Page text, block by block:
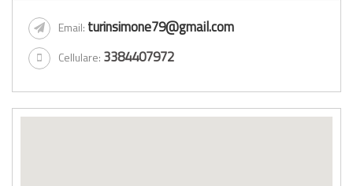
Email: turinsimone79@gmail.com
Cellulare: 3384407972